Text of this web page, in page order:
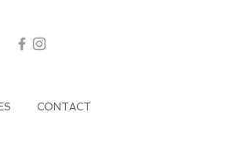
CONTACT